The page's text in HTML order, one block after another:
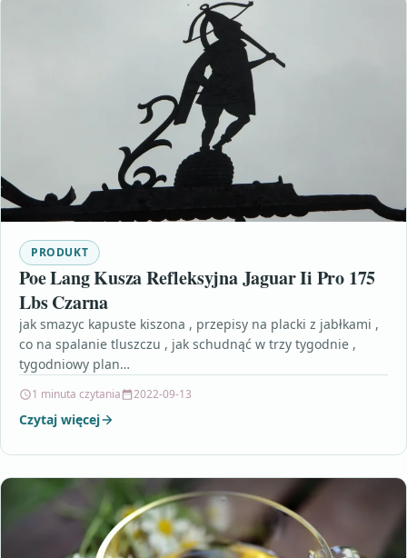
PRODUKT
Poe Lang Kusza Refleksyjna Jaguar Ii Pro 175
Lbs Czarna
jak smazyc kapuste kiszona , przepisy na placki z jabłkami ,
co na spalanie tluszczu , jak schudnąć w trzy tygodnie ,
tygodniowy plan…
1 minuta czytania 2022-09-13
Czytaj więcej